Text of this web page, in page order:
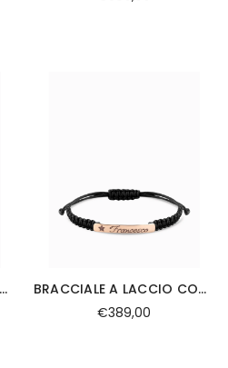
BRACCIALE A LACCIO CON TARGHETTA E INCISIONE PIÙ DIAMANTINO ORO 9KT
BRACCIALE A LACCIO CON TARGHETTA PIÙ INCISIONE ORO 9KT
€389,00